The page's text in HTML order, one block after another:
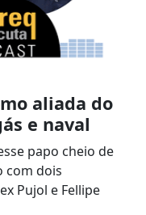
aliada do
e naval
papo cheio de
com dois
Pujol e Fellipe